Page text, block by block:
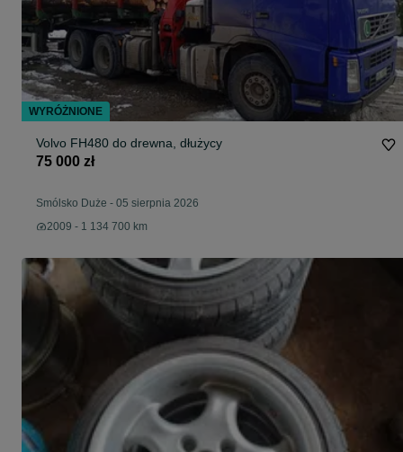
Volvo FH480 do drewna, dłużycy
75 000 zł
Smólsko Duże - 05 sierpnia 2026
2009 - 1 134 700 km
WYRÓŻNIONE